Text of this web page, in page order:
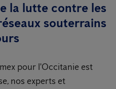
la lutte contre les
souterrains
pour l'Occitanie est
nos experts et